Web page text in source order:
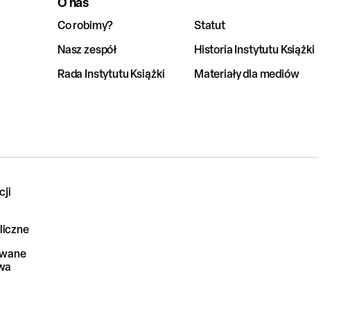
Co robimy?
Nasz zespół
Rada Instytutu Książki
Statut
Historia Instytutu Książki
Materiały dla mediów